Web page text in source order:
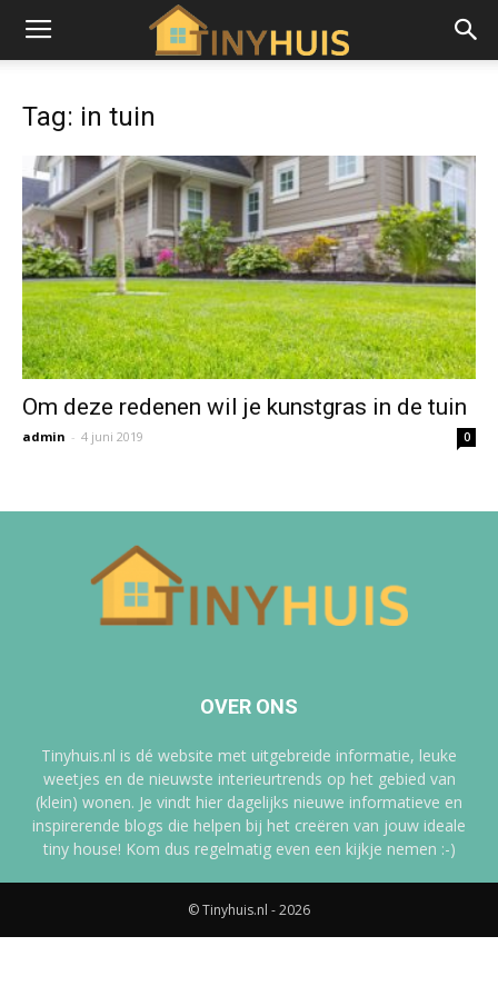
Tag: in tuin
Om deze redenen wil je kunstgras in de tuin
admin - 4 juni 2019 0
OVER ONS
Tinyhuis.nl is dé website met uitgebreide informatie, leuke
weetjes en de nieuwste interieurtrends op het gebied van
(klein) wonen. Je vindt hier dagelijks nieuwe informatieve en
inspirerende blogs die helpen bij het creëren van jouw ideale
tiny house! Kom dus regelmatig even een kijkje nemen :-)
© Tinyhuis.nl - 2026